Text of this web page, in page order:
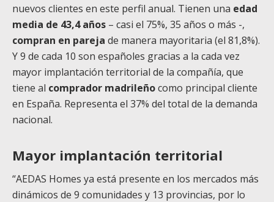
nuevos clientes en este perfil anual. Tienen una edad
media de 43,4 años – casi el 75%, 35 años o más -,
compran en pareja de manera mayoritaria (el 81,8%).
Y 9 de cada 10 son españoles gracias a la cada vez
mayor implantación territorial de la compañía, que
tiene al comprador madrileñocomo principal cliente
en España. Representa el 37% del total de la demanda
nacional.
Mayor implantación territorial
“AEDAS Homes ya está presente en los mercados más
dinámicos de 9 comunidades y 13 provincias, por lo